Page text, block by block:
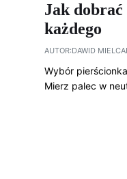
Jak
każdego
AUTOR:DAWID
Wybór
Mierz palec w